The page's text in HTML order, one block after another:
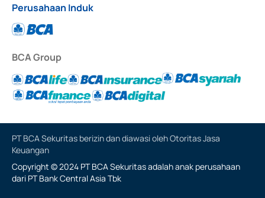
Perusahaan Induk
BCA Group
PT BCA Sekuritas berizin dan diawasi oleh Otoritas Jasa
Keuangan
Copyright © 2024 PT BCA Sekuritas adalah anak perusahaan
dari PT Bank Central Asia Tbk